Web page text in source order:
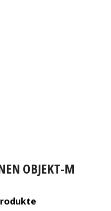
OBJEKT-M